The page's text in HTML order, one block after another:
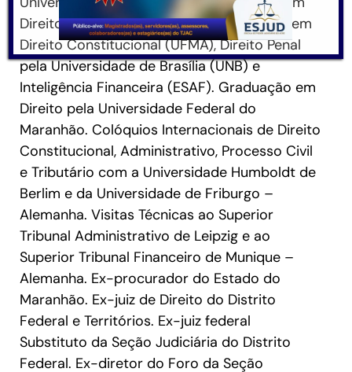
Direito Público (PUC/SP). Pós-Graduação em
Direito Constitucional (UFMA), Direito Penal
pela Universidade de Brasília (UNB) e
Inteligência Financeira (ESAF). Graduação em
Direito pela Universidade Federal do
Maranhão. Colóquios Internacionais de Direito
Constitucional, Administrativo, Processo Civil
e Tributário com a Universidade Humboldt de
Berlim e da Universidade de Friburgo –
Alemanha. Visitas Técnicas ao Superior
Tribunal Administrativo de Leipzig e ao
Superior Tribunal Financeiro de Munique –
Alemanha. Ex-procurador do Estado do
Maranhão. Ex-juiz de Direito do Distrito
Federal e Territórios. Ex-juiz federal
Substituto da Seção Judiciária do Distrito
Federal. Ex-diretor do Foro da Seção